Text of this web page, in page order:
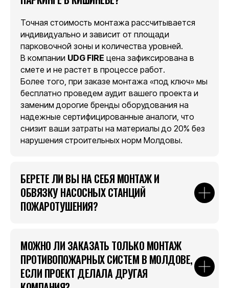
Точная стоимость монтажа рассчитывается
индивидуально и зависит от площади
парковочной зоны и количества уровней.
В компании UDG FIRE цена зафиксирована в
смете и не растет в процессе работ.
Более того, при заказе монтажа «под ключ» мы
бесплатно проведем аудит вашего проекта и
заменим дорогие бренды оборудования на
надежные сертифицированные аналоги, что
снизит ваши затраты на материалы до 20% без
нарушения строительных норм Молдовы.
БЕРЕТЕ ЛИ ВЫ НА СЕБЯ МОНТАЖ И
ОБВЯЗКУ НАСОСНЫХ СТАНЦИЙ
ПОЖАРОТУШЕНИЯ?
МОЖНО ЛИ ЗАКАЗАТЬ ТОЛЬКО МОНТАЖ
ПРОТИВОПОЖАРНЫХ СИСТЕМ В МОЛДОВЕ,
ЕСЛИ ПРОЕКТ ДЕЛАЛА ДРУГАЯ